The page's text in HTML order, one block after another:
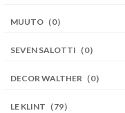
MUUTO（0）
SEVEN SALOTTI（0）
DECOR WALTHER（0）
LE KLINT（79）